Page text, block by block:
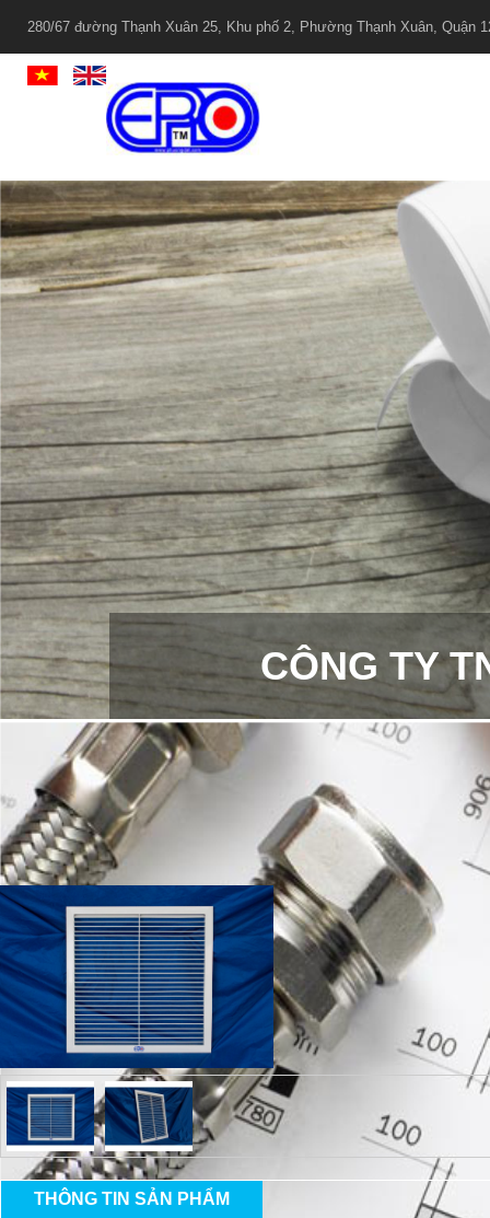
CÔNG TY
THÔNG TIN SẢN PHẨM